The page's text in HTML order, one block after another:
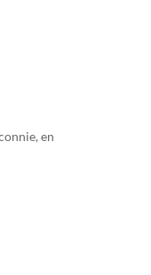
en